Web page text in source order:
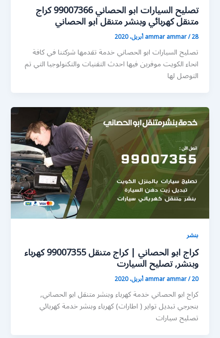
تصليح السيارات ابو الحصاني 99007366 كراج
متنقل كهربائي وبنشر متنقل ابو الحصاني
ammar ammar/28 أبريل، 2020
تصليح السيارات ابو الحصاني خدمة تقدمها شركتنا في كافة
انحاء الكويت موفرين فيها احدث التقنيات والتكنولوجيا التي تم
التوصل لها
بنشر
كراج ابو الحصاني | كراج متنقل 99007355 كهرباء
وبنشر, تصليح السيارت
ammar ammar/20 أبريل، 2020
كراج ابو الحصاني خدمة كهرباء وبنشر متنقل ابو الحصاني,
بنجرجي تبديل تواير ( اطارات) كهرباء وبنشر خدمة كهربائي
تصليح سيارات